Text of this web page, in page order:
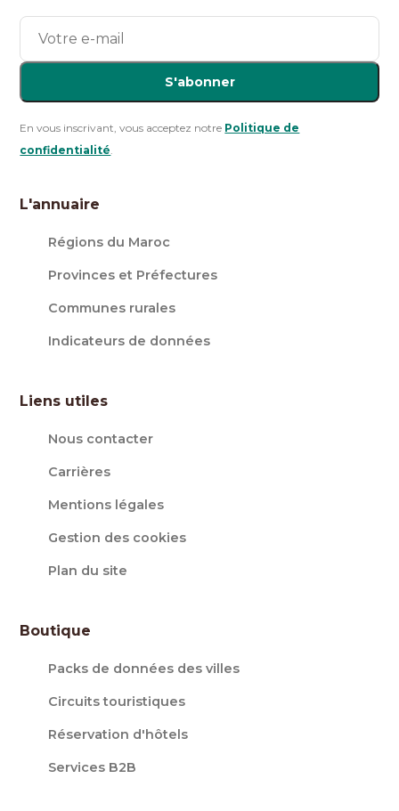
S'abonner
En vous inscrivant, vous acceptez notre Politique de
confidentialité
L'annuaire
Régions du Maroc
Provinces et Préfectures
Communes rurales
Indicateurs de données
Liens utiles
Nous contacter
Carrières
Mentions légales
Gestion des cookies
Plan du site
Boutique
Packs de données des villes
Circuits touristiques
Réservation d'hôtels
Services B2B